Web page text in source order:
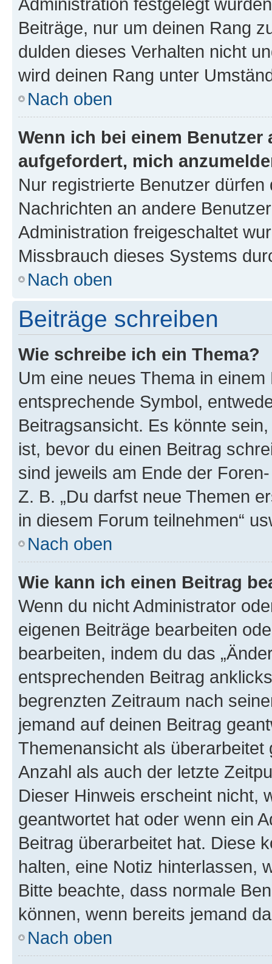
Beiträge, nur um deinen Rang
dulden dieses Verhalten nicht
wird deinen Rang unter
Nach oben
Wenn ich bei einem
aufgefordert, mich
Nur registrierte Benutzer
Nachrichten an andere
Administration freigeschaltet
Missbrauch dieses Systems
Nach oben
Beiträge schreiben
Wie schreibe ich ein Thema?
Um eine neues Thema in
entsprechende Symbol,
Beitragsansicht. Es könnte
ist, bevor du einen Beitrag
sind jeweils am Ende der
Z. B. „Du darfst neue Themen
in diesem Forum teilnehmen“
Nach oben
Wie kann ich einen Beitrag
Wenn du nicht Administrator
eigenen Beiträge bearbeiten
bearbeiten, indem du das
entsprechenden Beitrag
begrenzten Zeitraum nach
jemand auf deinen Beitrag
Themenansicht als
Anzahl als auch der letzte
Dieser Hinweis erscheint nicht,
geantwortet hat oder wenn ein
Beitrag überarbeitet hat. Diese
halten, eine Notiz hinterlassen,
Bitte beachte, dass normale
können, wenn bereits jemand
Nach oben